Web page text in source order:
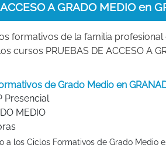
A GRADO MEDIO en
formativos de la familia profesional
cursos PRUEBAS DE ACCESO A
de Grado Medio en
Presencial
MEDIO
a los Ciclos Formativos de Grado